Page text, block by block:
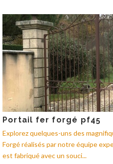
Portail fer forgé pf45
Explorez quelques-uns des
Forgé réalisés par notre équipe
est fabriqué avec un souci...